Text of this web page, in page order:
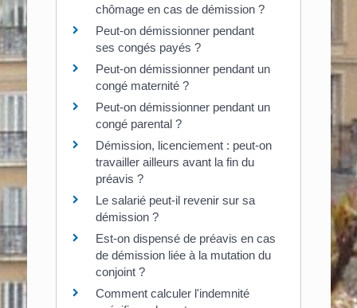
chômage en cas de démission ?
Peut-on démissionner pendant
ses congés payés ?
Peut-on démissionner pendant un
congé maternité ?
Peut-on démissionner pendant un
congé parental ?
Démission, licenciement : peut-on
travailler ailleurs avant la fin du
préavis ?
Le salarié peut-il revenir sur sa
démission ?
Est-on dispensé de préavis en cas
de démission liée à la mutation du
conjoint ?
Comment calculer l'indemnité